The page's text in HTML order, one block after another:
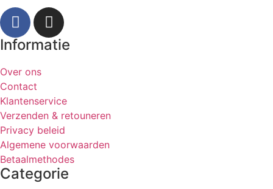
Informatie
Over ons
Contact
Klantenservice
Verzenden & retouneren
Privacy beleid
Algemene voorwaarden
Betaalmethodes
Categorie